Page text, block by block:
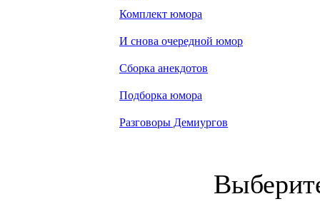
Комплект юмора
И снова очередной юмор
Сборка анекдотов
Подборка юмора
Разговоры Демиургов